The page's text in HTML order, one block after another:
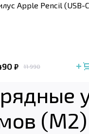
Apple Pencil (USB-
₽ 11 990
(M2)